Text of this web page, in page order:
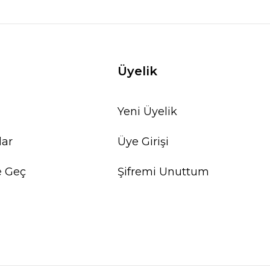
Geç
Üyelik
Yeni Üyelik
Üye Girişi
Şifremi Unuttum